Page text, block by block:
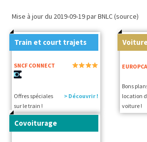
Mise à jour du 2019-09-19 par BNLC (source)
Train et court trajets
SNCF CONNECT
Offres spéciales
sur le train !
> Découvrir !
Bons
location
voiture !
Covoiturage